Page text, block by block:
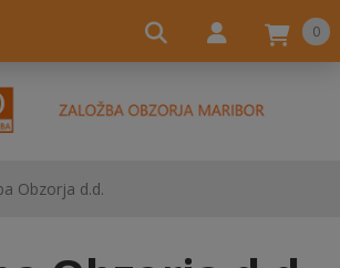
0
Obzorja d.d.